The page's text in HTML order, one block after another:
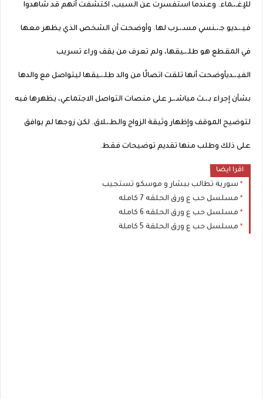
للإغـ،ـماء. وعندما استفسرت عن السبب، اكتشفت أنهم قد شاهدوا
فيـ،ـديو جـ،ـنسي مسـ،ـرب لها. وأوضحت أن الشخص الذي يظهر معها
في المقطع هو طلـ،ـيقها، ولم تعرف من يقف وراء تسريب
الفيـ،ـديأوضحت أنها تلقت اتصالًا من والد طلـ،ـيقها ليتواصل مع والدها
بشأن إجراء بـ،ـث مباشـ،ـر على منصات التواصل الاجتماعي، يظهرها فيه
لتوضيح الموقف وإظهار وثيقة الزواج والطـ،ـلاق. لكن زوجها لم يوافق
على ذلك وطلب منها تقديم توضيحات فقط.
اقرا ايضا
سورية تطالب ببشار و موسكو تستجيب
مسلسل حب ع ورق الحلقه 7 كامله
مسلسل حب ع ورق الحلقه 6 كامله
مسلسل حب ع ورق الحلقة 5 كاملة